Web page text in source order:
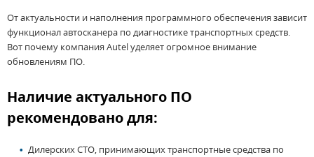
От актуальности и наполнения программного обеспечения зависит
функционал автосканера по диагностике транспортных средств.
Вот почему компания Autel уделяет огромное внимание
обновлениям ПО.
Наличие актуального ПО
рекомендовано для:
Дилерских СТО, принимающих транспортные средства по